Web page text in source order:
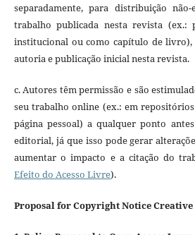
separadamente, para distribuição
trabalho publicada nesta revista (ex.:
institucional ou como capítulo de livro),
autoria e publicação inicial nesta revista.
c. Autores têm permissão e são
seu trabalho online (ex.: em
página pessoal) a qualquer ponto
editorial, já que isso pode gerar
aumentar o impacto e a citação do
Efeito do Acesso Livre).
Proposal for Copyright Notice Creative